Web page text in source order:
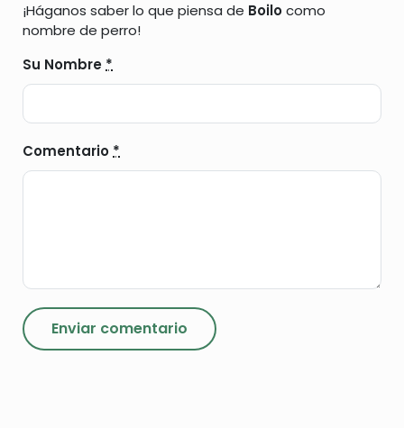
¡Háganos saber lo que piensa de Boilocomo
nombre de perro!
Su Nombre *
Comentario *